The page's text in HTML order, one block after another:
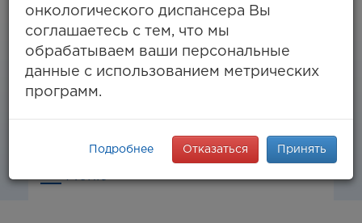
Самара, ул. Солнечная, 50
(тел. единый call-центр),
994-03-99факс
info@samaraonko.ru
онкологического диспансера Вы
соглашаетесь с тем, что мы
обрабатываем ваши персональные
данные с использованием метрических
программ.
Подробнее Отказаться Принять